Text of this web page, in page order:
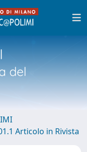
del
Articolo in Rivista